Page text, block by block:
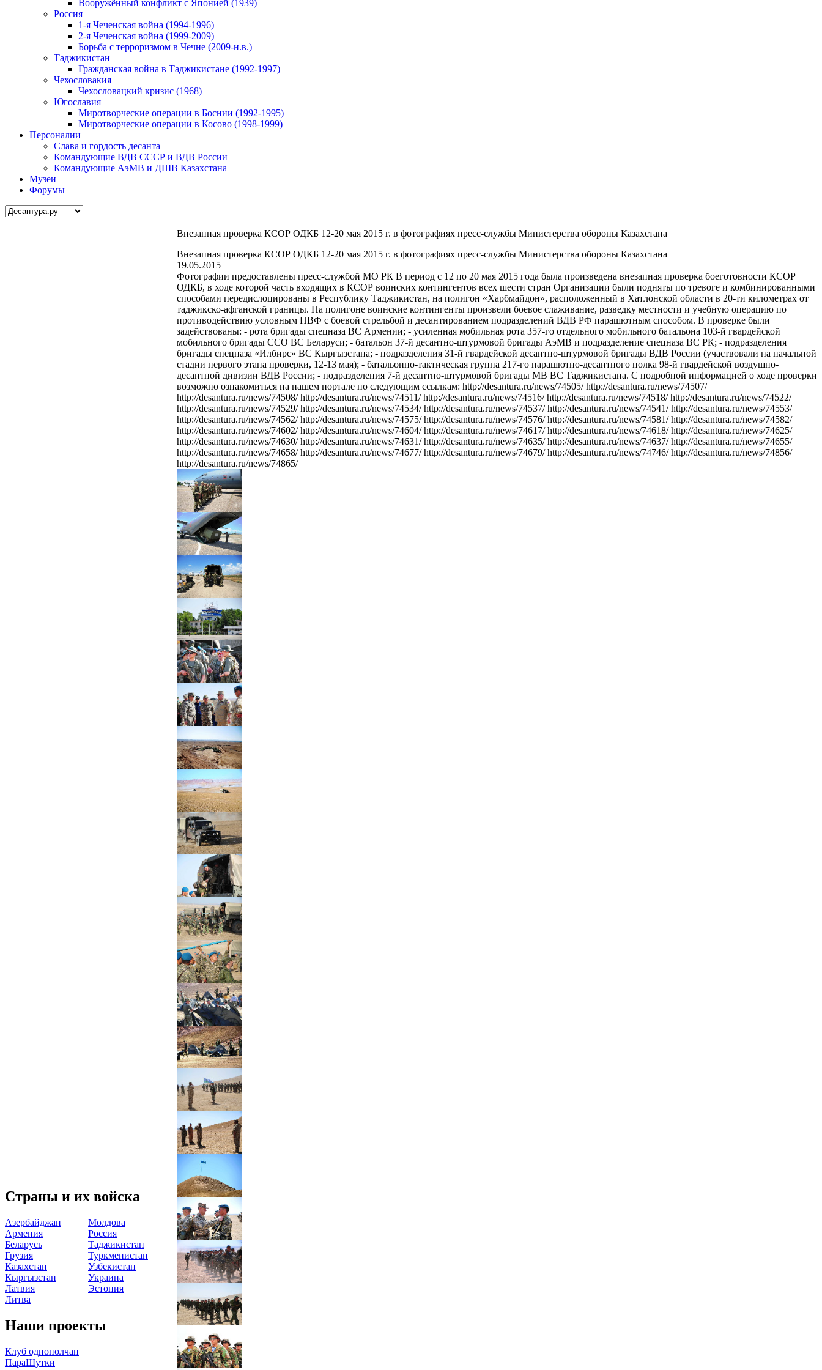
Вооружённый конфликт с Японией (1939)
Россия
1-я Чеченская война (1994-1996)
2-я Чеченская война (1999-2009)
Борьба с терроризмом в Чечне (2009-н.в.)
Таджикистан
Гражданская война в Таджикистане (1992-1997)
Чехословакия
Чехословацкий кризис (1968)
Югославия
Миротворческие операции в Боснии (1992-1995)
Миротворческие операции в Косово (1998-1999)
Персоналии
Слава и гордость десанта
Командующие ВДВ СССР и ВДВ России
Командующие АэМВ и ДШВ Казахстана
Музеи
Форумы
Страны и их войска
Азербайджан
Армения
Беларусь
Грузия
Казахстан
Кыргызстан
Латвия
Литва
Молдова
Россия
Таджикистан
Туркменистан
Узбекистан
Украина
Эстония
Наши проекты
Клуб однополчан
ПараШутки
Внезапная проверка КСОР ОДКБ 12-20 мая 2015 г. в фотографиях пресс-службы Министерства обороны Казахстана
Внезапная проверка КСОР ОДКБ 12-20 мая 2015 г. в фотографиях пресс-службы Министерства обороны Казахстана
19.05.2015
Фотографии предоставлены пресс-службой МО РК В период с 12 по 20 мая 2015 года была произведена внезапная проверка боеготовности КСОР
ОДКБ, в ходе которой часть входящих в КСОР воинских контингентов всех шести стран Организации были подняты по тревоге и комбинированными
способами передислоцированы в Республику Таджикистан, на полигон «Харбмайдон», расположенный в Хатлонской области в 20-ти километрах от
таджикско-афганской границы. На полигоне воинские контингенты произвели боевое слаживание, разведку местности и учебную операцию по
противодействию условным НВФ с боевой стрельбой и десантированием подразделений ВДВ РФ парашютным способом. В проверке были
задействованы: - рота бригады спецназа ВС Армении; - усиленная мобильная рота 357-го отдельного мобильного батальона 103‑й гвардейской
мобильного бригады ССО ВС Беларуси; - батальон 37-й десантно-штурмовой бригады АэМВ и подразделение спецназа ВС РК; - подразделения
бригады спецназа «Илбирс» ВС Кыргызстана; - подразделения 31-й гвардейской десантно-штурмовой бригады ВДВ России (участвовали на начальной
стадии первого этапа проверки, 12-13 мая); - батальонно-тактическая группа 217-го парашютно-десантного полка 98-й гвардейской воздушно-
десантной дивизии ВДВ России; - подразделения 7-й десантно-штурмовой бригады МВ ВС Таджикистана. С подробной информацией о ходе проверки
возможно ознакомиться на нашем портале по следующим ссылкам: http://desantura.ru/news/74505/ http://desantura.ru/news/74507/
http://desantura.ru/news/74508/ http://desantura.ru/news/74511/ http://desantura.ru/news/74516/ http://desantura.ru/news/74518/ http://desantura.ru/news/74522/
http://desantura.ru/news/74529/ http://desantura.ru/news/74534/ http://desantura.ru/news/74537/ http://desantura.ru/news/74541/ http://desantura.ru/news/74553/
http://desantura.ru/news/74562/ http://desantura.ru/news/74575/ http://desantura.ru/news/74576/ http://desantura.ru/news/74581/ http://desantura.ru/news/74582/
http://desantura.ru/news/74602/ http://desantura.ru/news/74604/ http://desantura.ru/news/74617/ http://desantura.ru/news/74618/ http://desantura.ru/news/74625/
http://desantura.ru/news/74630/ http://desantura.ru/news/74631/ http://desantura.ru/news/74635/ http://desantura.ru/news/74637/ http://desantura.ru/news/74655/
http://desantura.ru/news/74658/ http://desantura.ru/news/74677/ http://desantura.ru/news/74679/ http://desantura.ru/news/74746/ http://desantura.ru/news/74856/
http://desantura.ru/news/74865/